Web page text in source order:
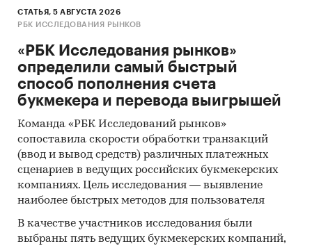
собак детализированы по весу упаковки:
от 200 грамм до 1 кг
от 1 кг до 5 кг
от 5 кг
По вкусу:
говядина
птица
прочие мясные вкусы
СТАТЬЯ, 5 АВГУСТА 2026
РБК ИССЛЕДОВАНИЯ РЫНКОВ
«РБК Исследования рынков»
определили самый быстрый
способ пополнения счета
букмекера и перевода выигрышей
Команда «РБК Исследований рынков»
сопоставила скорости обработки транзакций
(ввод и вывод средств) различных платежных
сценариев в ведущих российских букмекерских
компаниях. Цель исследования — выявление
наиболее быстрых методов для пользователя
В качестве участников исследования были
выбраны пять ведущих букмекерских компаний,